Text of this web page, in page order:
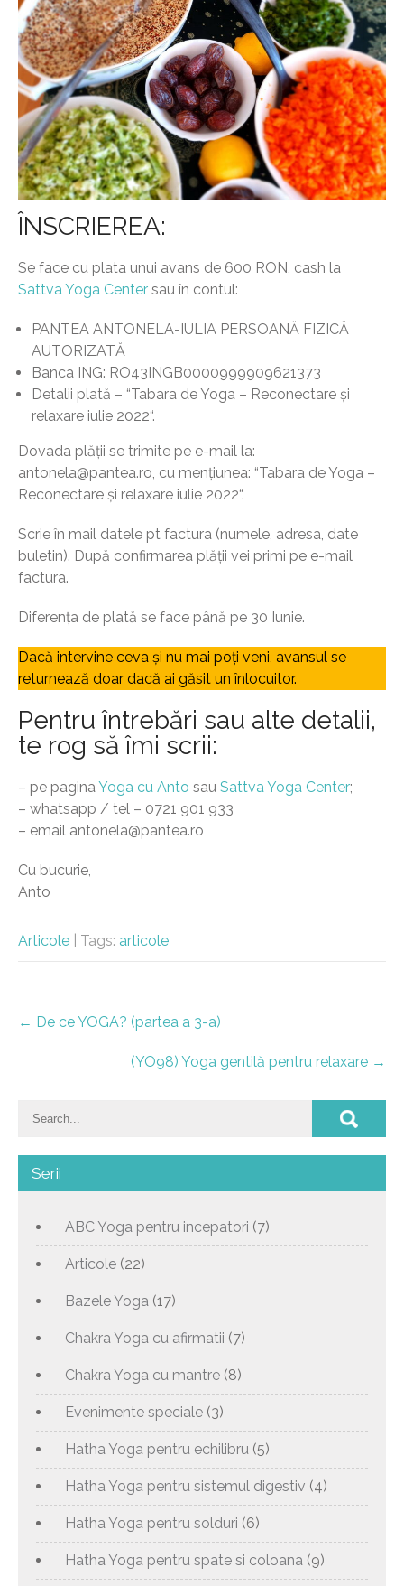
ÎNSCRIEREA:
Se face cu plata unui avans de 600 RON, cash la
Sattva Yoga Center sau în contul:
PANTEA ANTONELA-IULIA PERSOANĂ FIZICĂ
AUTORIZATĂ
Banca ING: RO43INGB0000999909621373
Detalii plată – “Tabara de Yoga – Reconectare și
relaxare iulie 2022“.
Dovada plății se trimite pe e-mail la:
antonela@pantea.ro, cu mențiunea: “Tabara de Yoga –
Reconectare și relaxare iulie 2022“.
Scrie în mail datele pt factura (numele, adresa, date
buletin). După confirmarea plății vei primi pe e-mail
factura.
Diferența de plată se face până pe 30 Iunie.
Dacă intervine ceva și nu mai poți veni, avansul se
returnează doar dacă ai găsit un înlocuitor.
Pentru întrebări sau alte detalii,
te rog să îmi scrii:
– pe paginaYoga cu Anto sau Sattva Yoga Center;
– whatsapp / tel – 0721 901 933
– email antonela@pantea.ro
Cu bucurie,
Anto
Articole | Tags: articole
Post
navigation
← De ce YOGA? (partea a 3-a)
(YO98) Yoga gentilă pentru relaxare →
Serii
ABC Yoga pentru incepatori (7)
Articole (22)
Bazele Yoga (17)
Chakra Yoga cu afirmatii (7)
Chakra Yoga cu mantre (8)
Evenimente speciale (3)
Hatha Yoga pentru echilibru (5)
Hatha Yoga pentru sistemul digestiv (4)
Hatha Yoga pentru solduri (6)
Hatha Yoga pentru spate si coloana (9)